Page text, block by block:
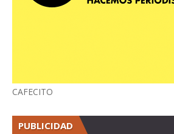
CAFECITO
PUBLICIDAD